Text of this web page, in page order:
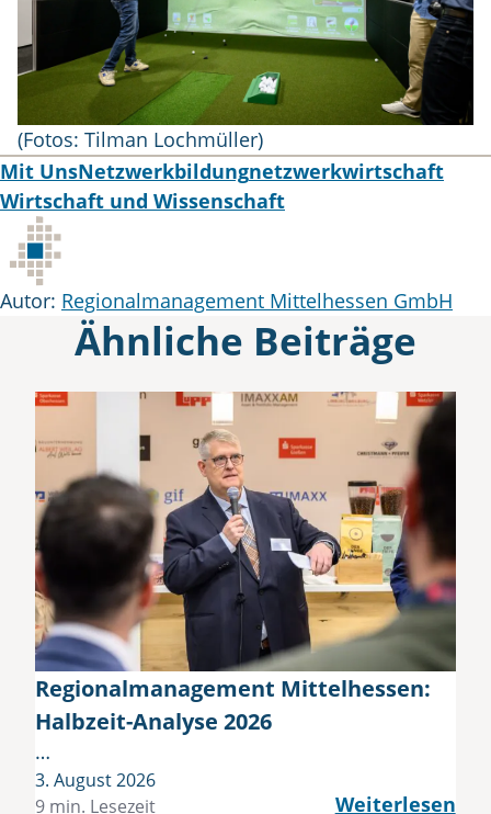
(Fotos: Tilman Lochmüller)
Tags
Mit UnsNetzwerkbildungnetzwerkwirtschaft
Wirtschaft und Wissenschaft
Autor: Autor
Regionalmanagement Mittelhessen GmbH
Ähnliche Beiträge
Regionalmanagement Mittelhessen:
Halbzeit-Analyse 2026
…
3. August 2026
9 min. Lesezeit
Weiterlesen